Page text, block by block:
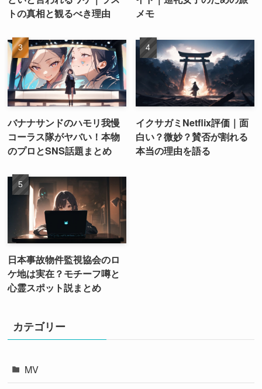
トの真相と観るべき理由
メモ
バナナサンドのハモリ我慢
コーラス隊がヤバい！本物
のプロとSNS話題まとめ
イクサガミNetflix評価｜面
白い？微妙？賛否が割れる
本当の理由を語る
日本事故物件監視協会のロ
ケ地は実在？モチーフ噂と
心霊スポット説まとめ
カテゴリー
MV